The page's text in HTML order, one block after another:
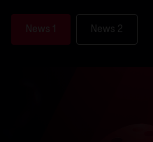
News 1 News 2